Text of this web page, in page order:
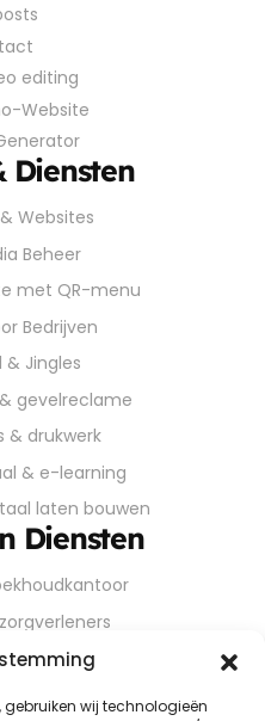
wij technologieën
editing
Website
Diensten
Websites
Beheer
met QR-menu
Bedrijven
& Jingles
gevelreclame
& drukwerk
& e-learning
laten bouwen
Diensten